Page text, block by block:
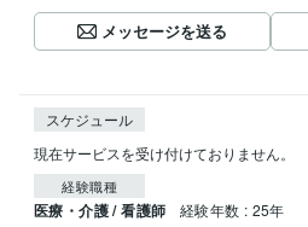
メッセージを送る
スケジュール
現在サービスを受け付けておりません。
経験職種
医療・介護 / 看護師 経験年数 : 25年